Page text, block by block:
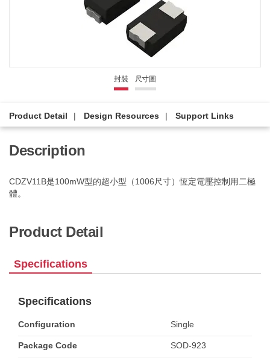
封裝 尺寸圖
Product Detail Design Resources Support Links
Description
CDZV11B是100mW型的超小型（1006尺寸）恆定電壓控制用二極
體。
Product Detail
Specifications
Specifications
Configuration Single
Package Code SOD-923